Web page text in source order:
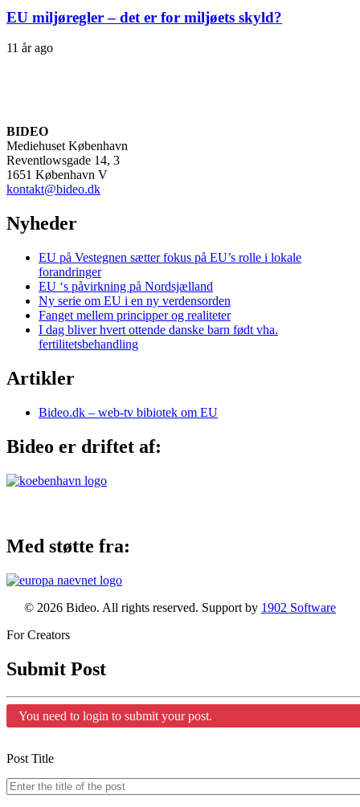
EU miljøregler – det er for miljøets skyld?
11 år ago
BIDEO
Mediehuset København
Reventlowsgade 14, 3
1651 København V
kontakt@bideo.dk
Nyheder
EU på Vestegnen sætter fokus på EU’s rolle i lokale
forandringer
EU ‘s påvirkning på Nordsjælland
Ny serie om EU i en ny verdensorden
Fanget mellem principper og realiteter
I dag bliver hvert ottende danske barn født vha.
fertilitetsbehandling
Artikler
Bideo.dk – web-tv bibiotek om EU
Bideo er driftet af:
Med støtte fra:
© 2026 Bideo. All rights reserved. Support by 1902 Software
For Creators
Submit Post
You need to login to submit your post.
Post Title